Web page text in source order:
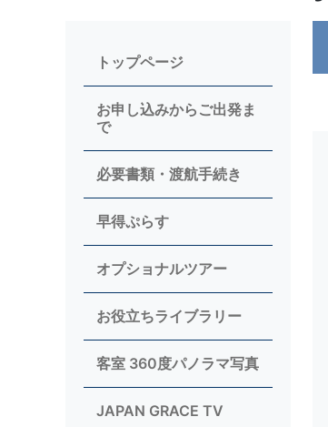
トップページ
お申し込みからご出発ま
で
必要書類・渡航手続き
早得ぷらす
オプショナルツアー
お役立ちライブラリー
客室 360度パノラマ写真
JAPAN GRACE TV